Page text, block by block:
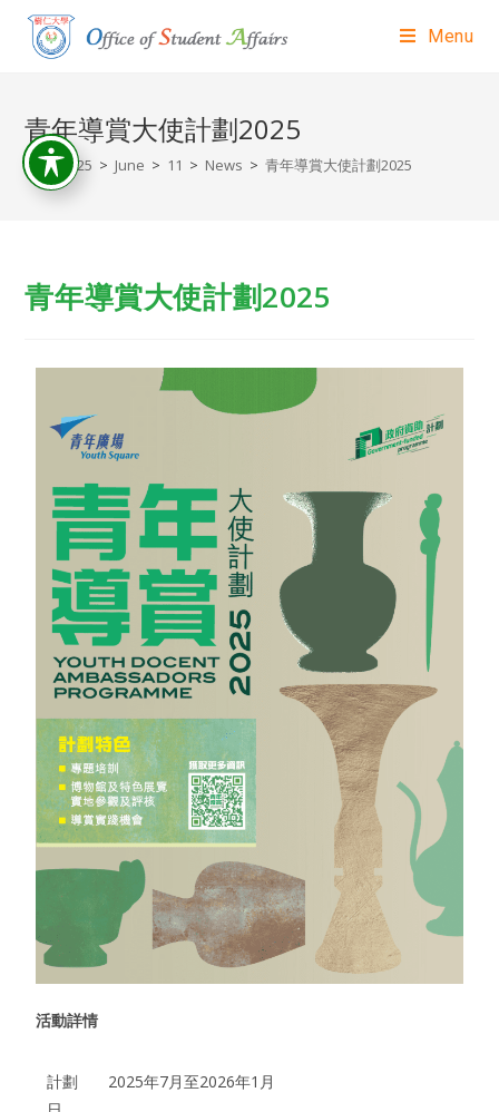
Menu
青年導賞大使計劃2025
> 2025 > June > 11 > News > 青年導賞大使計劃2025
青年導賞大使計劃2025
活動詳情
計劃
2025年7月至2026年1月